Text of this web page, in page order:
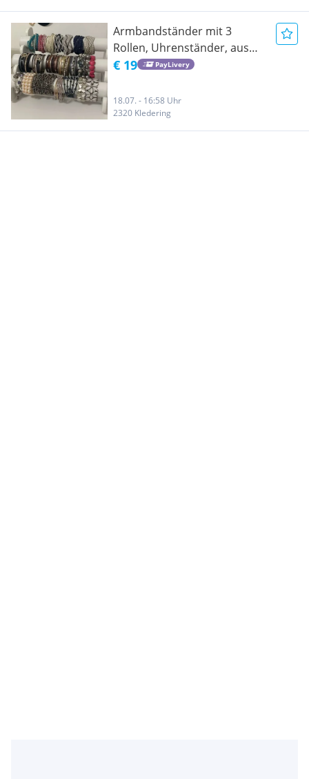
Armbandständer mit 3
Rollen, Uhrenständer, aus
Kunstleder, weiß
€ 19 PayLivery
18.07. - 16:58 Uhr
2320 Kledering